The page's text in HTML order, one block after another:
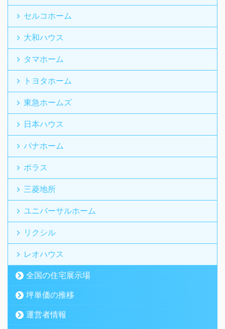
セルコホーム
大和ハウス
タマホーム
トヨタホーム
東急ホームズ
日本ハウス
パナホーム
ポラス
三菱地所
ユニバーサルホーム
リクシル
レオハウス
全国の住宅展示場
坪単価の推移
運営者情報